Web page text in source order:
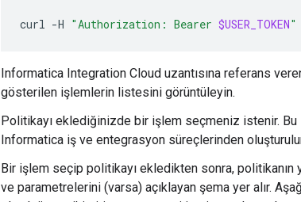
curl -H "Authorization: Bearer $USER_TOKEN"
Informatica Integration Cloud uzantısına referans
gösterilen işlemlerin listesini görüntüleyin.
Politikayı eklediğinizde bir işlem seçmeniz istenir. Bu
Informatica iş ve entegrasyon süreçlerinden
Bir işlem seçip politikayı ekledikten sonra, politikanın
ve parametrelerini (varsa) açıklayan şema yer alır.